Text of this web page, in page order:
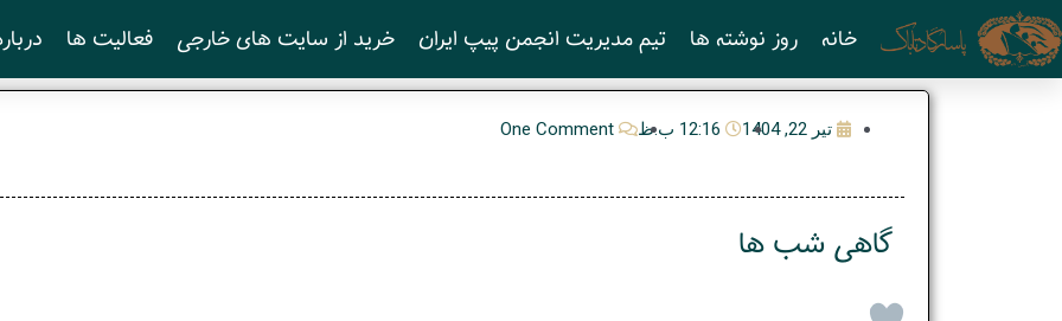
پرش
به
محتوا
خانه روز نوشته ها تیم مدیریت انجمن پیپ ایران خرید از سایت های خارجی فعالیت ها
تیر 22, 1404 12:16 ب.ظ One Comment
گاهی شب ها